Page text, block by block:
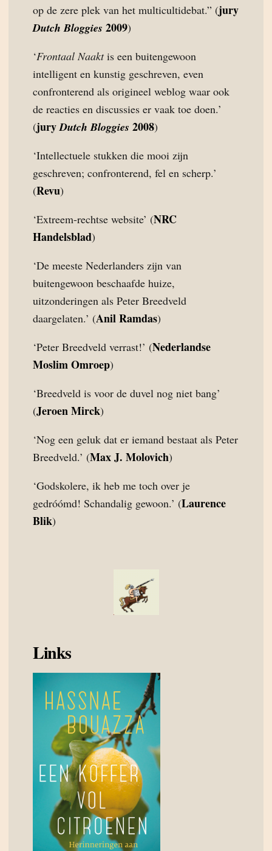
op de zere plek van het multicultidebat.” (jury
Dutch Bloggies 2009)
‘Frontaal Naaktis een buitengewoon
intelligent en kunstig geschreven, even
confronterend als origineel weblog waar ook
de reacties en discussies er vaak toe doen.’
(juryDutch Bloggies 2008)
‘Intellectuele stukken die mooi zijn
geschreven; confronterend, fel en scherp.’
(Revu)
‘Extreem-rechtse website’ (NRC
Handelsblad)
‘De meeste Nederlanders zijn van
buitengewoon beschaafde huize,
uitzonderingen als Peter Breedveld
daargelaten.’ (Anil Ramdas)
‘Peter Breedveld verrast!’ (Nederlandse
Moslim Omroep)
‘Breedveld is voor de duvel nog niet bang’
(Jeroen Mirck)
‘Nog een geluk dat er iemand bestaat als Peter
Breedveld.’ (Max J. Molovich)
‘Godskolere, ik heb me toch over je
gedróómd! Schandalig gewoon.’ (Laurence
Blik)
Links